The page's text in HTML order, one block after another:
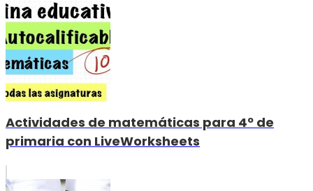
Actividades de matemáticas para 4º de
primaria con LiveWorksheets